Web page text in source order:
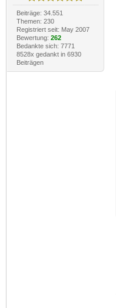
Beiträge: 34.551
Themen: 230
Registriert seit: May 2007
Bewertung: 262
Bedankte sich: 7771
8528x gedankt in 6930
Beiträgen